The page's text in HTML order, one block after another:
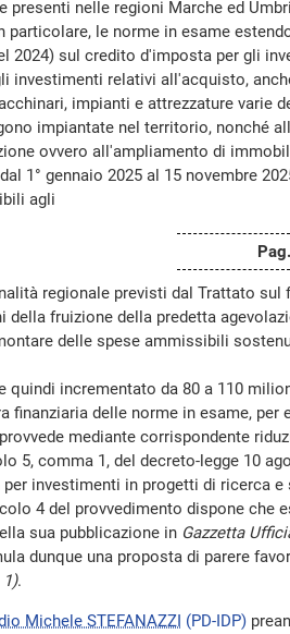
presenti nelle regioni Marche ed
le norme in esame
2024) sul credito d'imposta per gli
investimenti relativi all'acquisto,
impianti e attrezzature varie
impiantate nel territorio, nonché
ovvero all'ampliamento di
1° gennaio 2025 al 15 novembre
agli
regionale previsti dal Trattato sul
fruizione della predetta
delle spese ammissibili
incrementato da 80 a 110
finanziaria delle norme in esame,
mediante corrispondente
5, comma 1, del decreto-legge 10
investimenti in progetti di ricerca
4 del provvedimento dispone che
sua pubblicazione in Gazzetta
dunque una proposta di parere
.
Michele STEFANAZZI (PD-IDP)